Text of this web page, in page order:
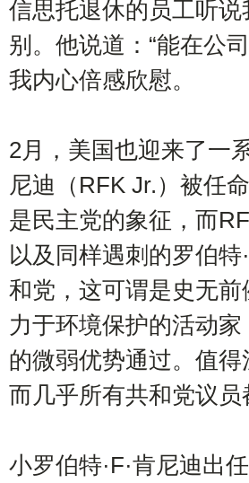
信思托退休的员工听
别。他说道：“能在公
我内心倍感欣慰。
2月，美国也迎来了一
尼迪（RFK Jr.）被任
是民主党的象征，而
以及同样遇刺的罗伯
和党，这可谓是史无
力于环境保护的活动
的微弱优势通过。值
而几乎所有共和党议
小罗伯特·F·肯尼迪出